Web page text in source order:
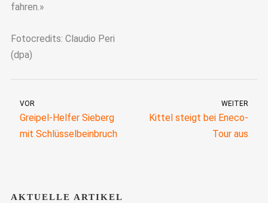
fahren.»
Fotocredits: Claudio Peri
(dpa)
VOR
Greipel-Helfer Sieberg
mit Schlüsselbeinbruch
WEITER
Kittel steigt bei Eneco-
Tour aus
AKTUELLE ARTIKEL